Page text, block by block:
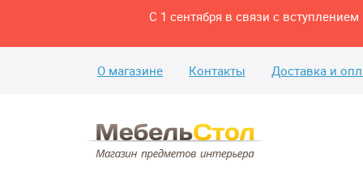
С 1 сентября в связи с
О магазине Контакты Доставка и